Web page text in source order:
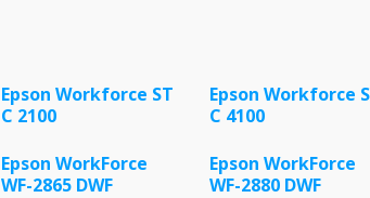
Epson Workforce ST
C 2100
Epson Workforce
C 4100
Epson WorkForce
WF-2865 DWF
Epson WorkForce
WF-2880 DWF